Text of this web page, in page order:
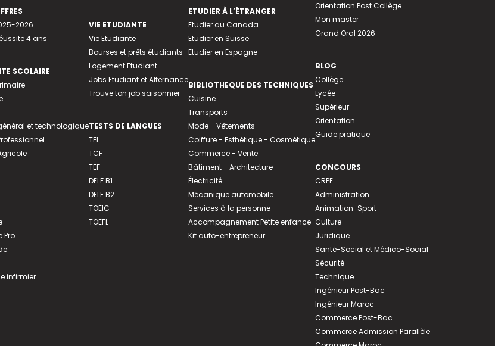
2026
4 ans
SCOLAIRE
et technologique
Pro
infirmier
VIE ETUDIANTE
Vie Etudiante
Bourses et prêts étudiants
Logement Etudiant
Jobs Etudiant et Alternance
Trouve ton job saisonnier
TESTS DE LANGUES
TFI
TCF
TEF
DELF B1
DELF B2
TOEIC
TOEFL
ETUDIER À L’ÉTRANGER
Etudier au Canada
Etudier en Suisse
Etudier en Espagne
BIBLIOTHEQUE DES TECHNIQUES
Cuisine
Transports
Mode - Vêtements
Coiffure - Esthétique - Cosmétique
Commerce - Vente
Bâtiment - Architecture
Électricité
Mécanique automobile
Services à la personne
Accompagnement Petite enfance
Kit auto-entrepreneur
Orientation Post Collège
Mon master
Grand Oral 2026
BLOG
Collège
Lycée
Supérieur
Orientation
Guide pratique
CONCOURS
CRPE
Administration
Animation-Sport
Culture
Juridique
Santé-Social et Médico-Social
Sécurité
Technique
Ingénieur Post-Bac
Ingénieur Maroc
Commerce Post-Bac
Commerce Admission Parallèle